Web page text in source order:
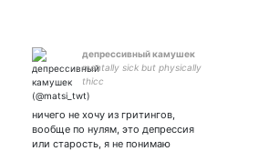
депрессивный камушек
mentally sick but physically
thicc
ничего не хочу из гритингов,
вообще по нулям, это депрессия
или старость, я не понимаю